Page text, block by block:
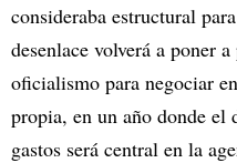
consideraba estructural
desenlace volverá a poner
oficialismo para negociar
propia, en un año donde el
gastos será central en la